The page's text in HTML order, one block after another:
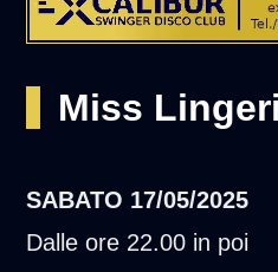
Miss
SABATO 17/05/2025
Dalle ore 22.00 in poi